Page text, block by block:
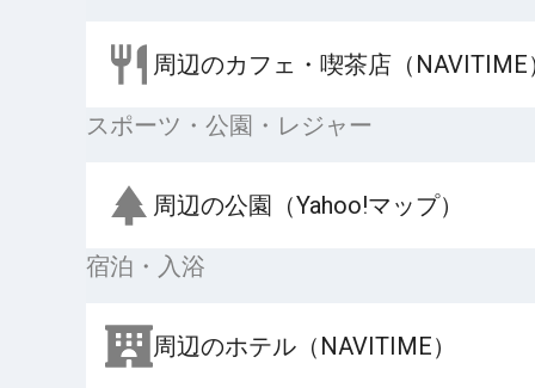
周辺のカフェ・喫茶店（NAVITIME
スポーツ・公園・レジャー
周辺の公園（Yahoo!マップ）
宿泊・入浴
周辺のホテル（NAVITIME）